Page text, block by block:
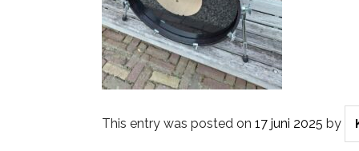
PDP
Pearl
This entry was posted on 17 juni 2025 by